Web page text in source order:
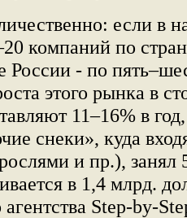
если в
компаний по
России - по
этого рынка в
11–16% в
снеки», куда
и пр.), занял
в 1,4 млрд.
Step-by-